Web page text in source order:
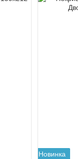
Новинка